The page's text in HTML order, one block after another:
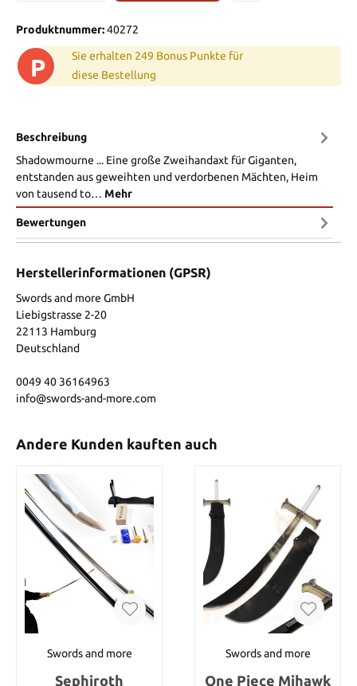
Produktnummer:40272
P
Sie erhalten 249 Bonus Punkte für
diese Bestellung
Beschreibung
Shadowmourne ... Eine große Zweihandaxt für Giganten,
entstanden aus geweihten und verdorbenen Mächten, Heim
von tausend to… Mehr
Bewertungen
Herstellerinformationen (GPSR)
Swords and more GmbH
Liebigstrasse 2-20
22113 Hamburg
Deutschland
0049 40 36164963
info@swords-and-more.com
Andere Kunden kauften auch
Swords and more
Sephiroth
Swords and more
One Piece Mihawk